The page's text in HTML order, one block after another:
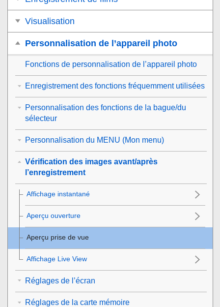
Visualisation
Personnalisation de l’appareil photo
Fonctions de personnalisation de l’appareil photo
Enregistrement des fonctions fréquemment utilisées
Personnalisation des fonctions de la bague/du
sélecteur
Personnalisation du MENU (Mon menu)
Vérification des images avant/après
l’enregistrement
Affichage instantané
Aperçu ouverture
Aperçu prise de vue
Affichage Live View
Réglages de l’écran
Réglages de la carte mémoire